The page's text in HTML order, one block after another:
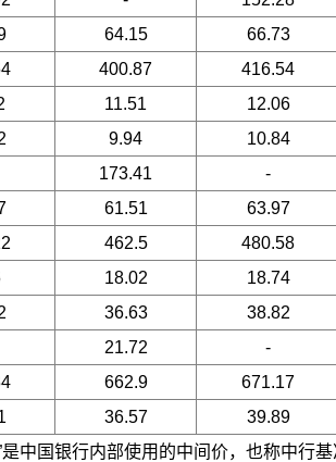
64.15 66.73
400.87 416.54
11.51 12.06
9.94 10.84
173.41 -
61.51 63.97
462.5 480.58
18.02 18.74
36.63 38.82
21.72 -
662.9 671.17
36.57 39.89
中国银行内部使用的中间价，也称中行基